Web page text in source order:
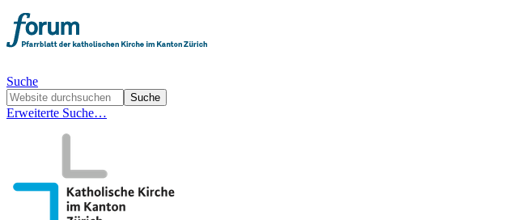
Suche
Erweiterte Suche…